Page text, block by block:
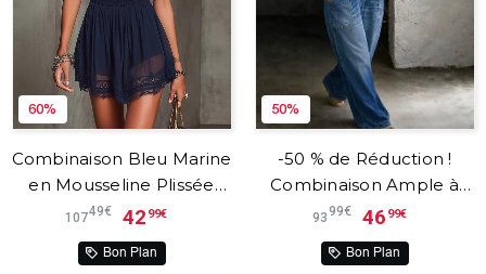
60%
Combinaison Bleu Marine
en Mousseline Plissée
avec Détails en Dentelle
et Finitions à Volants –
Aurévia™
10749€ 42 99€
Bon Plan
50%
-50 % de Réduction !
Combinaison Ample à
Jambes Larges avec
Poches – Veloria™
9399€ 46 99€
Bon Plan